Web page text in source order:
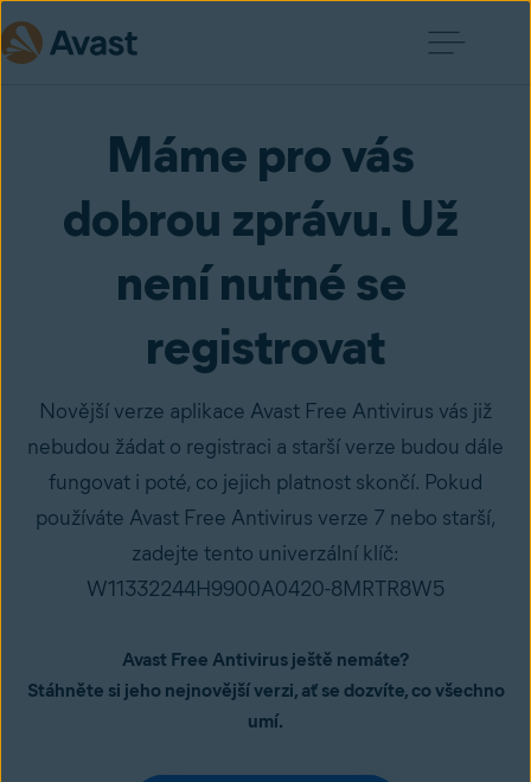
Máme pro vás
dobrou zprávu. Už
není nutné se
registrovat
Novější verze aplikace Avast Free Antivirus vás již
nebudou žádat o registraci a starší verze budou dále
fungovat i poté, co jejich platnost skončí. Pokud
používáte Avast Free Antivirus verze 7 nebo starší,
zadejte tento univerzální klíč:
W11332244H9900A0420-8MRTR8W5
Avast Free Antivirus ještě nemáte?
Stáhněte si jeho nejnovější verzi, ať se dozvíte, co všechno
umí.